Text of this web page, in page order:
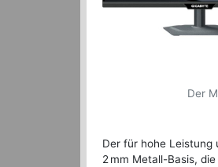
Der
Der für hohe Leistung
2 mm Metall-Basis,